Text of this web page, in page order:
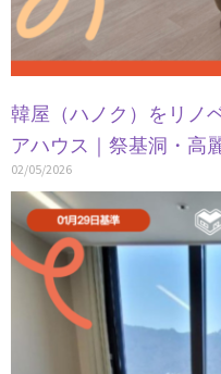
韓屋（ハノク）をリノ
アハウス｜祭基洞・高
02/05/2026